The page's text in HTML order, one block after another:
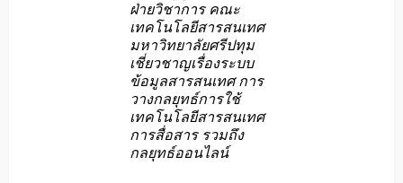
ฝ่ายวิชาการ คณะ
เทคโนโลยีสารสนเทศ
มหาวิทยาลัยศรีปทุม
เชี่ยวชาญเรื่องระบบ
ข้อมูลสารสนเทศ การ
วางกลยุทธ์การใช้
เทคโนโลยีสารสนเทศ
การสื่อสาร รวมถึง
กลยุทธ์ออนไลน์